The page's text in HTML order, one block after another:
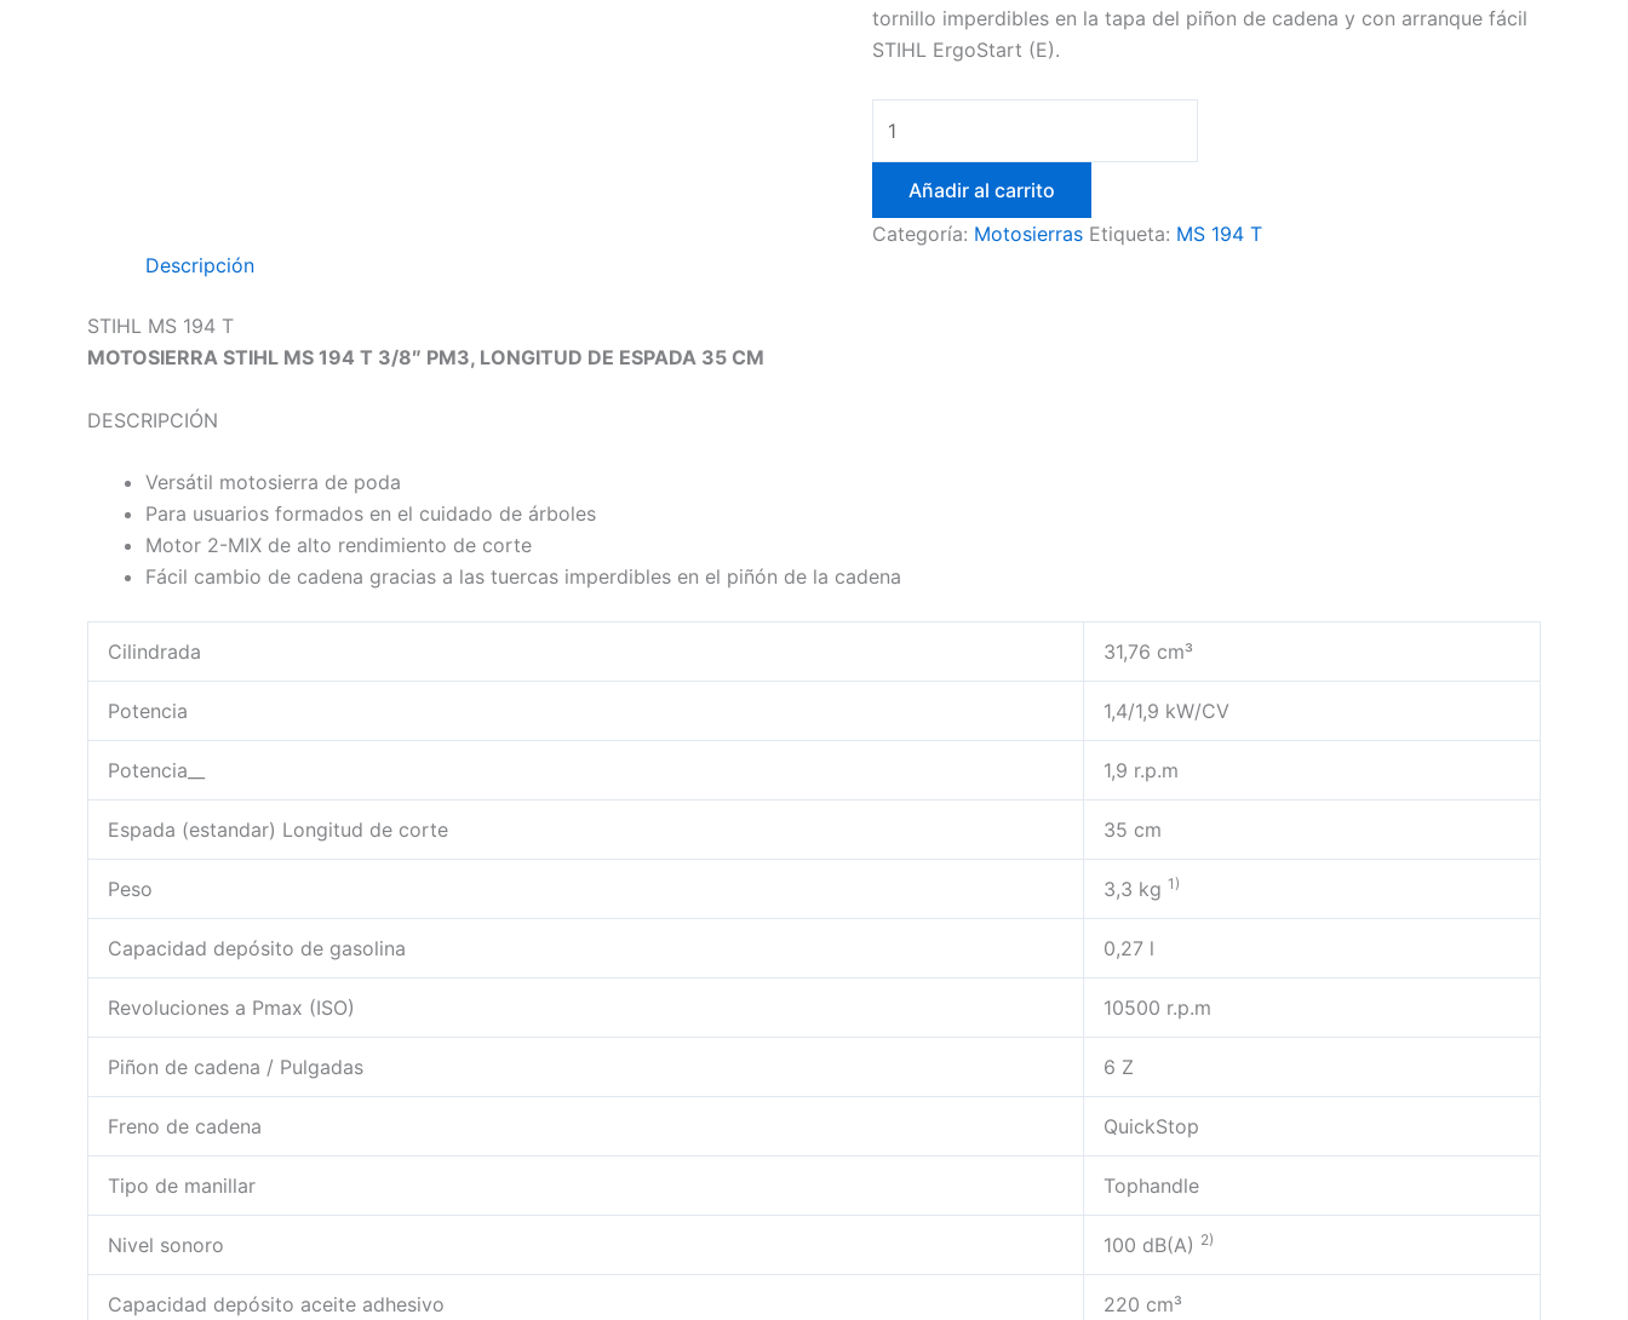
tornillo imperdibles en la tapa del piñon de cadena y con arranque fácil
STIHL ErgoStart (E).
MS
cantidad
Añadir al carrito
Categoría: Motosierras Etiqueta: MS 194 T
Descripción
STIHL MS 194 T
MOTOSIERRA STIHL MS 194 T 3/8″ PM3, LONGITUD DE ESPADA 35 CM
DESCRIPCIÓN
Versátil motosierra de poda
Para usuarios formados en el cuidado de árboles
Motor 2-MIX de alto rendimiento de corte
Fácil cambio de cadena gracias a las tuercas imperdibles en el piñón de la cadena
Cilindrada 31,76 cm³
Potencia 1,4/1,9 kW/CV
Potencia__ 1,9 r.p.m
Espada (estandar) Longitud de corte 35 cm
Peso 3,3 kg 1)
Capacidad depósito de gasolina 0,27 l
Revoluciones a Pmax (ISO) 10500 r.p.m
Piñon de cadena / Pulgadas 6 Z
Freno de cadena QuickStop
Tipo de manillar Tophandle
Nivel sonoro 100 dB(A) 2)
Capacidad depósito aceite adhesivo 220 cm³